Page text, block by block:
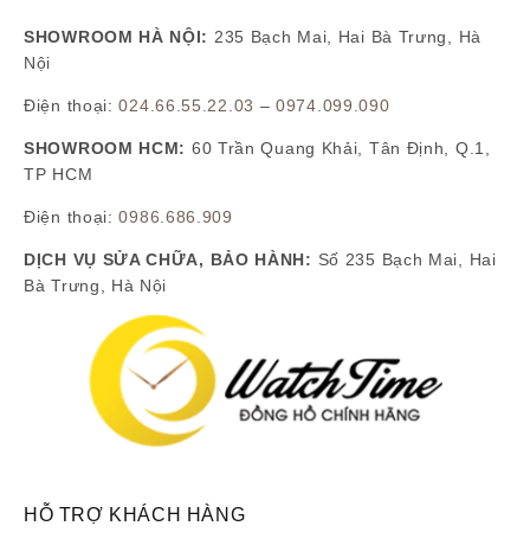
SHOWROOM HÀ NỘI: 235 Bạch Mai, Hai Bà Trưng, Hà
Nội
Điện thoại:024.66.55.22.03 –0974.099.090
SHOWROOM HCM: 60 Trần Quang Khải, Tân Định, Q.1,
TP HCM
Điện thoại:0986.686.909
DỊCH VỤ SỬA CHỮA, BẢO HÀNH: Số 235 Bạch Mai, Hai
Bà Trưng, Hà Nội
HỖ TRỢ KHÁCH HÀNG